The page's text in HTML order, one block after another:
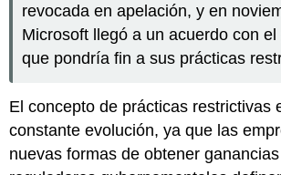
revocada en apelación, y en
Microsoft llegó a un acuerdo con
que pondría fin a sus prácticas
El concepto de prácticas restrictivas
constante evolución, ya que las
nuevas formas de obtener